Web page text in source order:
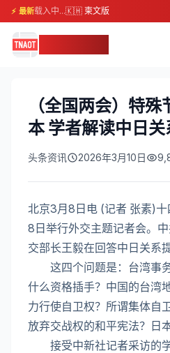
⚡ 最新载入中...🇰🇭 柬文版
（全国两会）特
本 学者解读中日关
头条资讯 2026年3月10日
北京3月8日电 (记者 张素)
8日举行外交主题记者会。
交部长王毅在回答中日关系
这四个问题是：台湾事
什么资格插手？中国的台湾
力行使自卫权？所谓集体自
放弃交战权的和平宪法？日
接受中新社记者采访的